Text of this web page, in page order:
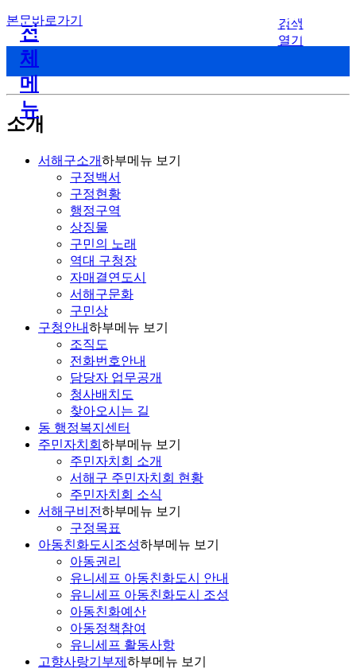
본문바로가기
검색
열기
전
체
메
뉴
소개
서해구소개하부메뉴 보기
구정백서
구정현황
행정구역
상징물
구민의 노래
역대 구청장
자매결연도시
서해구문화
구민상
구청안내하부메뉴 보기
조직도
전화번호안내
담당자 업무공개
청사배치도
찾아오시는 길
동 행정복지센터
주민자치회 하부메뉴 보기
주민자치회 소개
서해구 주민자치회 현황
주민자치회 소식
서해구비전하부메뉴 보기
구정목표
아동친화도시조성하부메뉴 보기
아동권리
유니세프 아동친화도시 안내
유니세프 아동친화도시 조성
아동친화예산
아동정책참여
유니세프 활동사항
고향사랑기부제 하부메뉴 보기